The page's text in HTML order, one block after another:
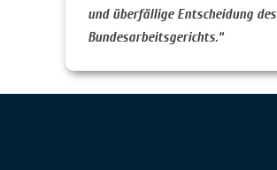
und überfällige Entscheidung des
Bundesarbeitsgerichts.“